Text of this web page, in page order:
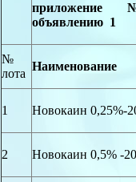
объявлению 1
№
лота
Наименование
1 Новокаин 0,25%-
2 Новокаин 0,5% -